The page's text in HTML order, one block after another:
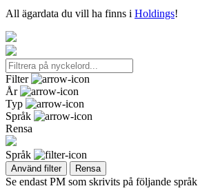
All ägardata du vill ha finns i Holdings!
Filter
År
Typ
Språk
Rensa
Språk
Använd filter Rensa
Se endast PM som skrivits på följande språk